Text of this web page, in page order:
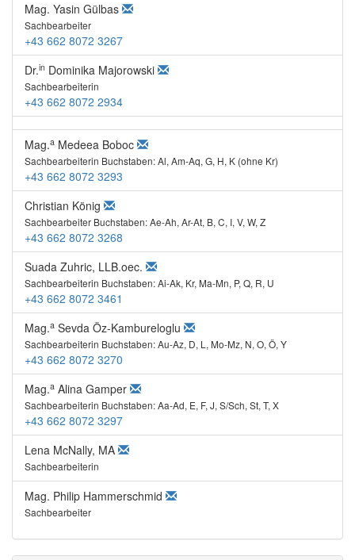
Mag. Yasin Gülbas
Sachbearbeiter
+43 662 8072 3267
Dr.in Dominika Majorowski
Sachbearbeiterin
+43 662 8072 2934
Mag.a Medeea Boboc
Sachbearbeiterin Buchstaben: Al, Am-Aq, G, H, K (ohne Kr)
+43 662 8072 3293
Christian König
Sachbearbeiter Buchstaben: Ae-Ah, Ar-At, B, C, I, V, W, Z
+43 662 8072 3268
Suada Zuhric, LLB.oec.
Sachbearbeiterin Buchstaben: Ai-Ak, Kr, Ma-Mn, P, Q, R, U
+43 662 8072 3461
Mag.a Sevda Öz-Kambureloglu
Sachbearbeiterin Buchstaben: Au-Az, D, L, Mo-Mz, N, O, Ö, Y
+43 662 8072 3270
Mag.a Alina Gamper
Sachbearbeiterin Buchstaben: Aa-Ad, E, F, J, S/Sch, St, T, X
+43 662 8072 3297
Lena McNally, MA
Sachbearbeiterin
Mag. Philip Hammerschmid
Sachbearbeiter